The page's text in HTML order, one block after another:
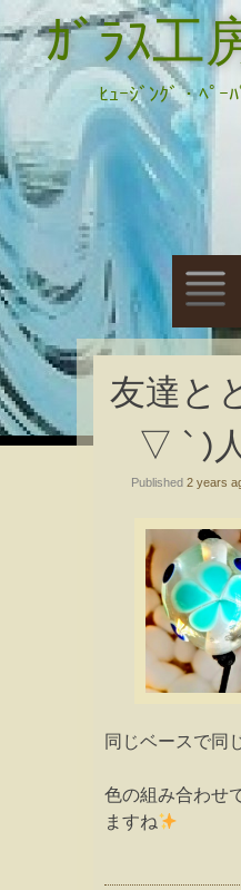
ｶﾞﾗｽ工
ﾋｭｰｼﾞﾝｸﾞ・ﾍﾟｰ
Skip
to
友達と
▽ ` )
Published 2 years
同じベースで同
色の組み合わせ
ますね